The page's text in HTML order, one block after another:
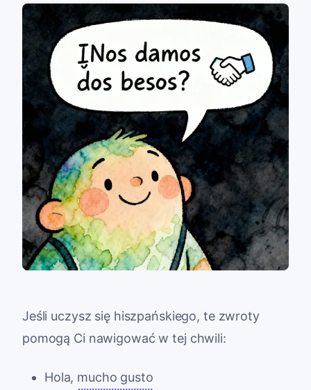
Jeśli uczysz się hiszpańskiego, te zwroty
pomogą Ci nawigować w tej chwili:
Hola, mucho gusto